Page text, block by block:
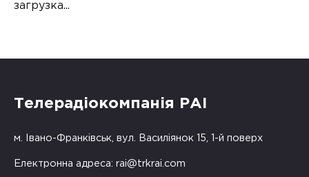
загрузка...
Телерадіокомпанія РАІ
м. Івано-Франківськ, вул. Василіянок 15, 1-й поверх
Електронна адреса: rai@trkrai.com